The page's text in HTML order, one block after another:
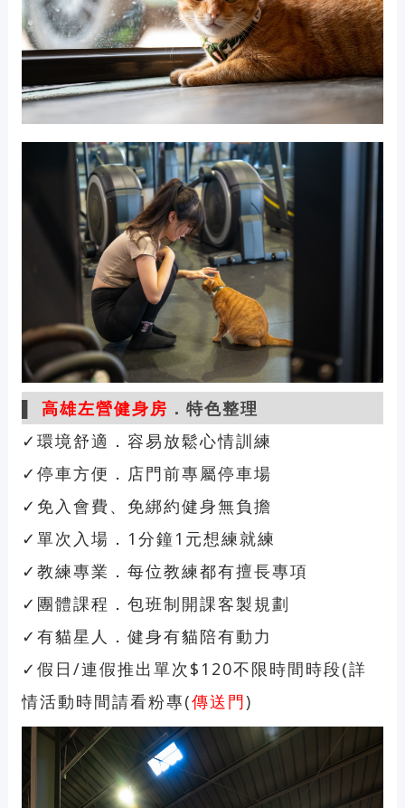
高雄左營健身房 ． 特色整理
✓環境舒適．容易放鬆心情訓練
✓停車方便．店門前專屬停車場
✓免入會費、免綁約健身無負擔
✓單次入場．1分鐘1元想練就練
✓教練專業．每位教練都有擅長專項
✓團體課程．包班制開課客製規劃
✓有貓星人．健身有貓陪有動力
✓假日/連假推出單次$120不限時間時段(詳
情活動時間請看粉專(傳送門)